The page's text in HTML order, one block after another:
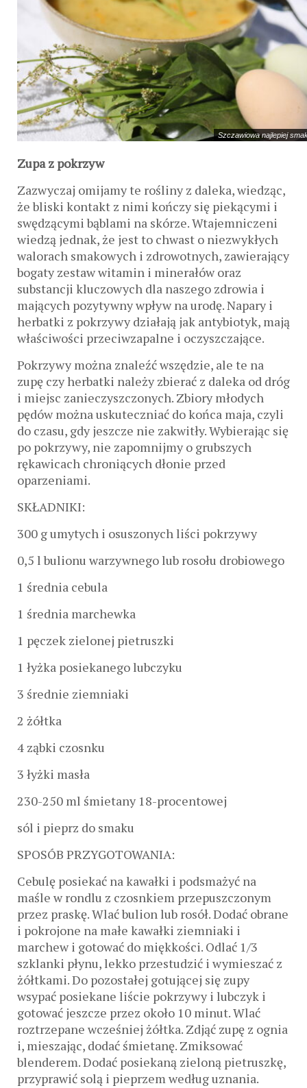
Szczawiowa najlepiej
Zupa z pokrzyw
Zazwyczaj omijamy te rośliny z daleka, wiedząc,
że bliski kontakt z nimi kończy się piekącymi i
swędzącymi bąblami na skórze. Wtajemniczeni
wiedzą jednak, że jest to chwast o niezwykłych
walorach smakowych i zdrowotnych, zawierający
bogaty zestaw witamin i minerałów oraz
substancji kluczowych dla naszego zdrowia i
mających pozytywny wpływ na urodę. Napary i
herbatki z pokrzywy działają jak antybiotyk, mają
właściwości przeciwzapalne i oczyszczające.
Pokrzywy można znaleźć wszędzie, ale te na
zupę czy herbatki należy zbierać z daleka od dróg
i miejsc zanieczyszczonych. Zbiory młodych
pędów można uskuteczniać do końca maja, czyli
do czasu, gdy jeszcze nie zakwitły. Wybierając się
po pokrzywy, nie zapomnijmy o grubszych
rękawicach chroniących dłonie przed
oparzeniami.
SKŁADNIKI:
300 g umytych i osuszonych liści pokrzywy
0,5 l bulionu warzywnego lub rosołu drobiowego
1 średnia cebula
1 średnia marchewka
1 pęczek zielonej pietruszki
1 łyżka posiekanego lubczyku
3 średnie ziemniaki
2 żółtka
4 ząbki czosnku
3 łyżki masła
230-250 ml śmietany 18-procentowej
sól i pieprz do smaku
SPOSÓB PRZYGOTOWANIA:
Cebulę posiekać na kawałki i podsmażyć na
maśle w rondlu z czosnkiem przepuszczonym
przez praskę. Wlać bulion lub rosół. Dodać obrane
i pokrojone na małe kawałki ziemniaki i
marchew i gotować do miękkości. Odlać 1/3
szklanki płynu, lekko przestudzić i wymieszać z
żółtkami. Do pozostałej gotującej się zupy
wsypać posiekane liście pokrzywy i lubczyk i
gotować jeszcze przez około 10 minut. Wlać
roztrzepane wcześniej żółtka. Zdjąć zupę z ognia
i, mieszając, dodać śmietanę. Zmiksować
blenderem. Dodać posiekaną zieloną pietruszkę,
przyprawić solą i pieprzem według uznania.